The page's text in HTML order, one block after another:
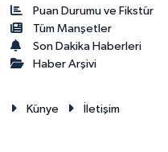
Puan Durumu ve Fikstür
Tüm Manşetler
Son Dakika Haberleri
Haber Arşivi
Künye İletişim